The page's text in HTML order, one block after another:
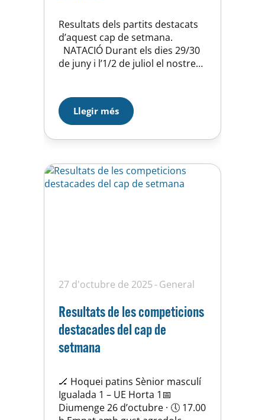
Resultats dels partits destacats
d’aquest cap de setmana.
NATACIÓ Durant els dies 29/30
de juny i l’1/2 de juliol el nostre
en el campionat de Catalunya
infantil celebrat a les
piscines Sylvia Fontana de
Tarragona. Molt bona
acomiaden la temporada…
Llegir més
27 d'octubre de 2025 General
Resultats de les competicions
destacades del cap de
setmana
🏒 Hoquei patins Sènior masculí
Igualada 1 – UE Horta 1📅
Diumenge 26 d’octubre · 🕔 17.00